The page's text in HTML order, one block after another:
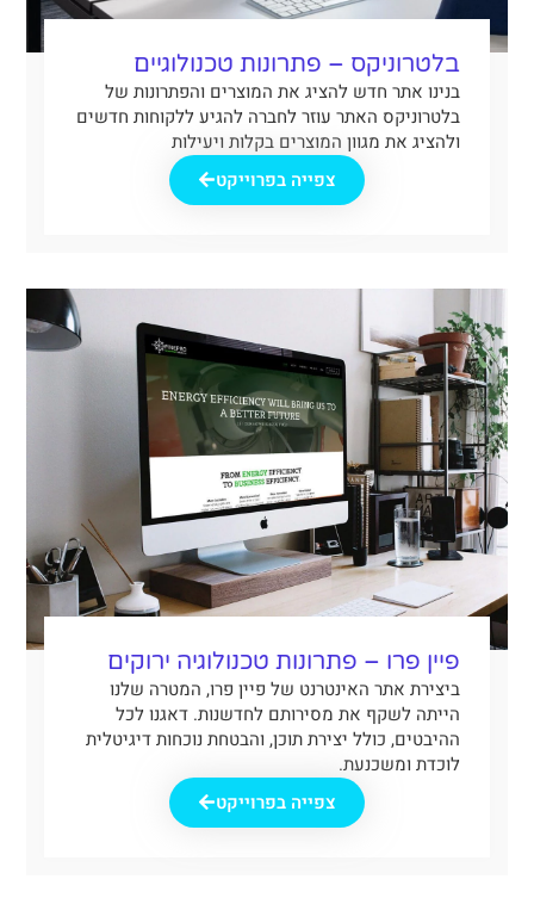
בלטרוניקס – פתרונות טכנולוגיים
בנינו אתר חדש להציג את המוצרים והפתרונות של
בלטרוניקס האתר עוזר לחברה להגיע ללקוחות חדשים
ולהציג את מגוון המוצרים בקלות ויעילות
צפייה בפרוייקט
פיין פרו – פתרונות טכנולוגיה ירוקים
ביצירת אתר האינטרנט של פיין פרו, המטרה שלנו
הייתה לשקף את מסירותם לחדשנות. דאגנו לכל
ההיבטים, כולל יצירת תוכן, והבטחת נוכחות דיגיטלית
לוכדת ומשכנעת.
צפייה בפרוייקט